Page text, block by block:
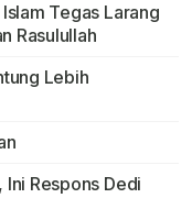
Tegas Larang
Rasulullah
Lebih
Respons Dedi